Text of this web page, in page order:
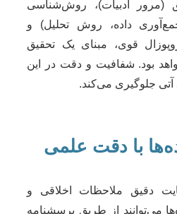
(مرور ادبیات)، روش‌شناسی
جمع‌آوری داده، روش تحلیل) و
قوی، مبنای یک تحقیق
بود. شفافیت و دقت در این
جلوگیری می‌کند.
دقیق ملاحظات اخلاقی و
می‌توانند از طریق پرسشنامه